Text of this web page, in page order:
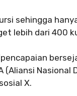
sehingga
lebih dari 400
(Aliansi
X.